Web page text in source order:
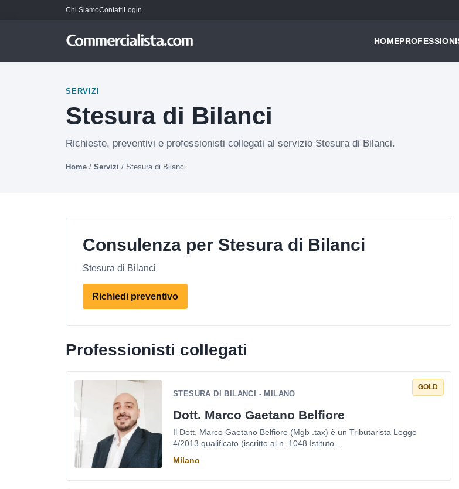
Chi SiamoContattiLogin
HOME
SERVIZI
Stesura di Bilanci
Richieste, preventivi e professionisti collegati al servizio Stesura di Bilanci.
Home / Servizi / Stesura di Bilanci
Consulenza per Stesura di Bilanci
Stesura di Bilanci
Richiedi preventivo
Professionisti collegati
GOLD
STESURA DI BILANCI - MILANO
Dott. Marco Gaetano Belfiore
Il Dott. Marco Gaetano Belfiore (Mgb .tax) è un Tributarista Legge
4/2013 qualificato (iscritto al n. 1048 Istituto...
Milano